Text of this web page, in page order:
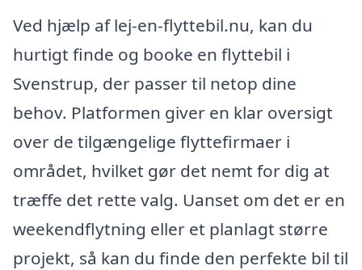
Ved hjælp af lej-en-flyttebil.nu, kan du
hurtigt finde og booke en flyttebil i
Svenstrup, der passer til netop dine
behov. Platformen giver en klar oversigt
over de tilgængelige flyttefirmaer i
området, hvilket gør det nemt for dig at
træffe det rette valg. Uanset om det er en
weekendflytning eller et planlagt større
projekt, så kan du finde den perfekte bil til